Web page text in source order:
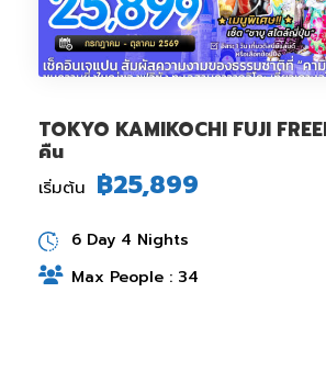
TOKYO KAMIKOCHI FUJI
คืน
เริ่มต้น ฿25,899
6 Day 4 Nights
Max People : 34